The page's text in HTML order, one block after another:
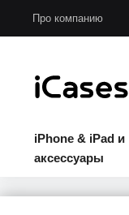
Про компанию
iPhone & iPad и
аксессуары